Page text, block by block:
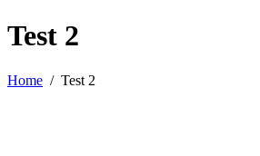
Test 2
Home Test 2